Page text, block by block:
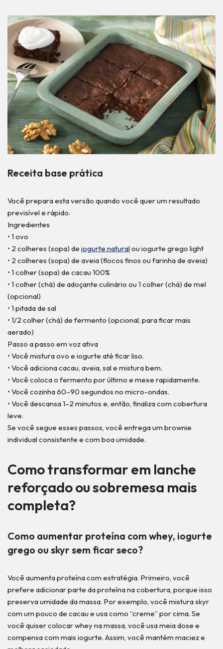
Receita base prática
Você prepara esta versão quando você quer um resultado
previsível e rápido.
Ingredientes
• 1 ovo
• 2 colheres (sopa) de iogurte naturalou iogurte grego light
• 2 colheres (sopa) de aveia (flocos finos ou farinha de aveia)
• 1 colher (sopa) de cacau 100%
• 1 colher (chá) de adoçante culinário ou 1 colher (chá) de mel
(opcional)
• 1 pitada de sal
• 1/2 colher (chá) de fermento (opcional, para ficar mais
aerado)
Passo a passo em voz ativa
• Você mistura ovo e iogurte até ficar liso.
• Você adiciona cacau, aveia, sal e mistura bem.
• Você coloca o fermento por último e mexe rapidamente.
• Você cozinha 60–90 segundos no micro-ondas.
• Você descansa 1–2 minutos e, então, finaliza com cobertura
leve.
Se você segue esses passos, você entrega um brownie
individual consistente e com boa umidade.
Como transformar em lanche
reforçado ou sobremesa mais
completa?
Como aumentar proteína com whey, iogurte
grego ou skyr sem ficar seco?
Você aumenta proteína com estratégia. Primeiro, você
prefere adicionar parte da proteína na cobertura, porque isso
preserva umidade da massa. Por exemplo, você mistura skyr
com um pouco de cacau e usa como “creme” por cima. Se
você quiser colocar whey na massa, você usa meia dose e
compensa com mais iogurte. Assim, você mantém maciez e